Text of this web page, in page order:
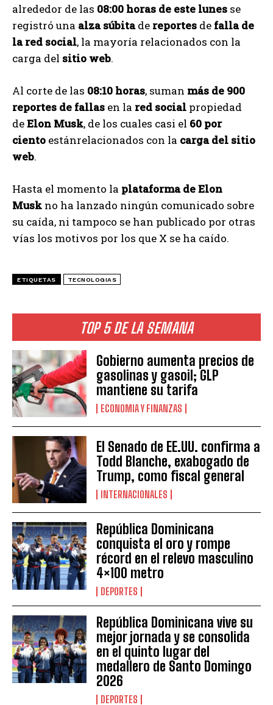
TOP 5 DE LA SEMANA
Gobierno aumenta precios de
gasolinas y gasoil; GLP
mantiene su tarifa
ECONOMIA Y FINANZAS
El Senado de EE.UU. confirma a
Todd Blanche, exabogado de
Trump, como fiscal general
INTERNACIONALES
República Dominicana
conquista el oro y rompe
récord en el relevo masculino
4×100 metro
DEPORTES
República Dominicana vive su
mejor jornada y se consolida
en el quinto lugar del
medallero de Santo Domingo
2026
DEPORTES
alrededor de las 08:00 horas de este lunes se
registró una alza súbitade reportes de falla de
la red social, la mayoría relacionados con la
carga del sitio web.
Al corte de las 08:10 horas, suman más de 900
reportes de fallas en la red social propiedad
deElon Musk, de los cuales casi el 60 por
ciento estánrelacionados con la carga del sitio
web.
Hasta el momento la plataforma de Elon
Musk no ha lanzado ningún comunicado sobre
su caída, ni tampoco se han publicado por otras
vías los motivos por los que X se ha caído.
ETIQUETAS TECNOLOGIAS